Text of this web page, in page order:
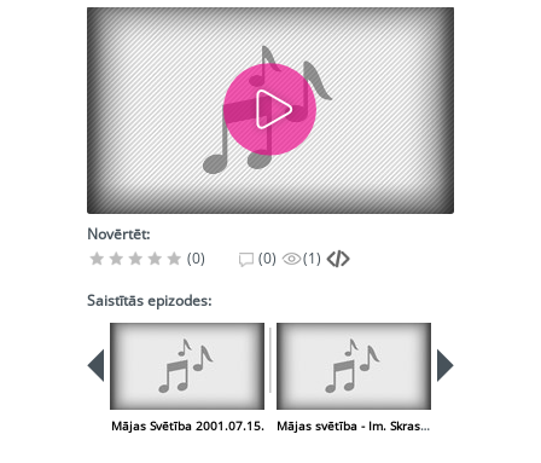
Novērtēt:
(0)
(0) (1)
Saistītās epizodes:
Mājas Svētība 2001.07.15. Mājas svētība - Im. Skrastiņam 60, G. Cilinskim - 70